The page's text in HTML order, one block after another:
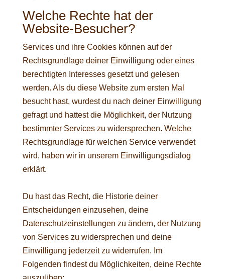
Welche Rechte hat der
Website-Besucher?
Services und ihre Cookies können auf der
Rechtsgrundlage deiner Einwilligung oder eines
berechtigten Interesses gesetzt und gelesen
werden. Als du diese Website zum ersten Mal
besucht hast, wurdest du nach deiner Einwilligung
gefragt und hattest die Möglichkeit, der Nutzung
bestimmter Services zu widersprechen. Welche
Rechtsgrundlage für welchen Service verwendet
wird, haben wir in unserem Einwilligungsdialog
erklärt.
Du hast das Recht, die Historie deiner
Entscheidungen einzusehen, deine
Datenschutzeinstellungen zu ändern, der Nutzung
von Services zu widersprechen und deine
Einwilligung jederzeit zu widerrufen. Im
Folgenden findest du Möglichkeiten, deine Rechte